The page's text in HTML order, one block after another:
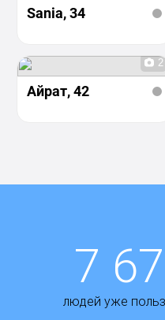
Sania, 34
2
Айрат, 42
7
людей уже